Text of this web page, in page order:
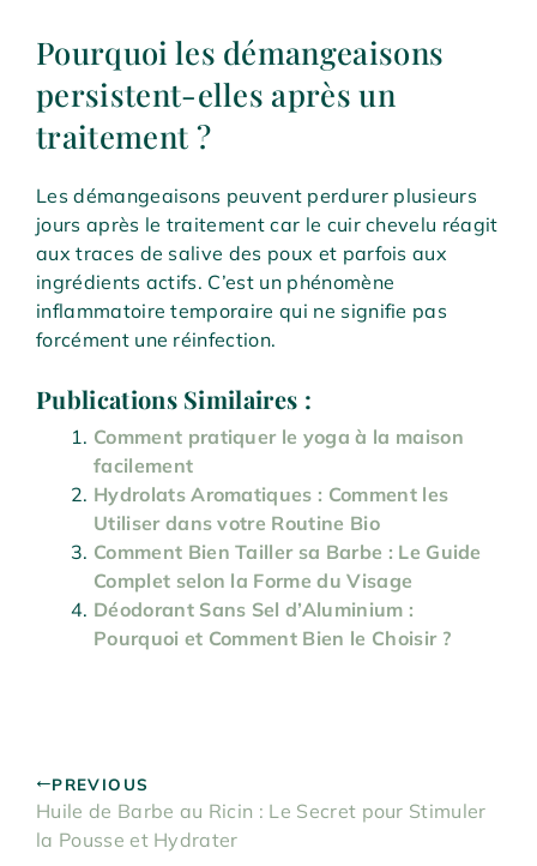
Pourquoi les démangeaisons
persistent-elles après un
traitement ?
Les démangeaisons peuvent perdurer plusieurs
jours après le traitement car le cuir chevelu réagit
aux traces de salive des poux et parfois aux
ingrédients actifs. C’est un phénomène
inflammatoire temporaire qui ne signifie pas
forcément une réinfection.
Publications Similaires :
Comment pratiquer le yoga à la maison
facilement
Hydrolats Aromatiques : Comment les
Utiliser dans votre Routine Bio
Comment Bien Tailler sa Barbe : Le Guide
Complet selon la Forme du Visage
Déodorant Sans Sel d’Aluminium :
Pourquoi et Comment Bien le Choisir ?
PREVIOUS
Huile de Barbe au Ricin : Le Secret pour Stimuler
la Pousse et Hydrater